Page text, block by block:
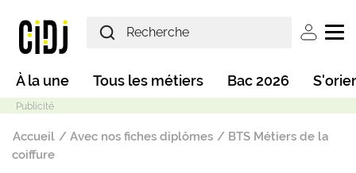
User
Main navigation
À la une Tous les métiers Bac 2026
Fil d'Ariane
Accueil Avec nos fiches diplômes
BTS Métiers de la
coiffure